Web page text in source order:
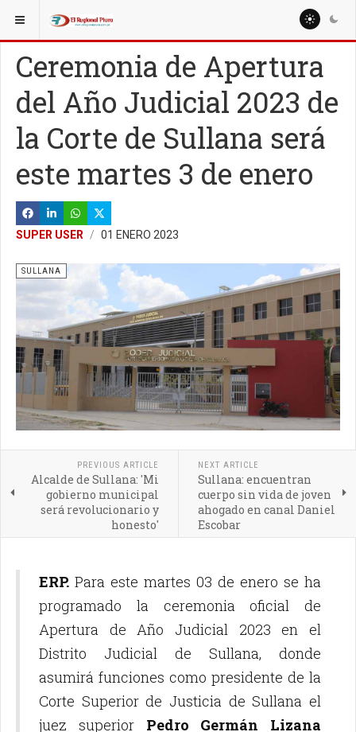
ESTÁ AQUÍ: LOCALES
Ceremonia de Apertura
del Año Judicial 2023 de
la Corte de Sullana será
este martes 3 de enero
SUPER USER 01 ENERO 2023
SULLANA
PREVIOUS ARTICLE
Alcalde de Sullana: 'Mi
gobierno municipal
será revolucionario y
honesto'
NEXT ARTICLE
Sullana: encuentran
cuerpo sin vida de joven
ahogado en canal Daniel
Escobar
ERP. Para este martes 03 de enero se ha
programado la ceremonia oficial de
Apertura de Año Judicial 2023 en el
Distrito Judicial de Sullana, donde
asumirá funciones como presidente de la
Corte Superior de Justicia de Sullana el
juez superior Pedro Germán Lizana